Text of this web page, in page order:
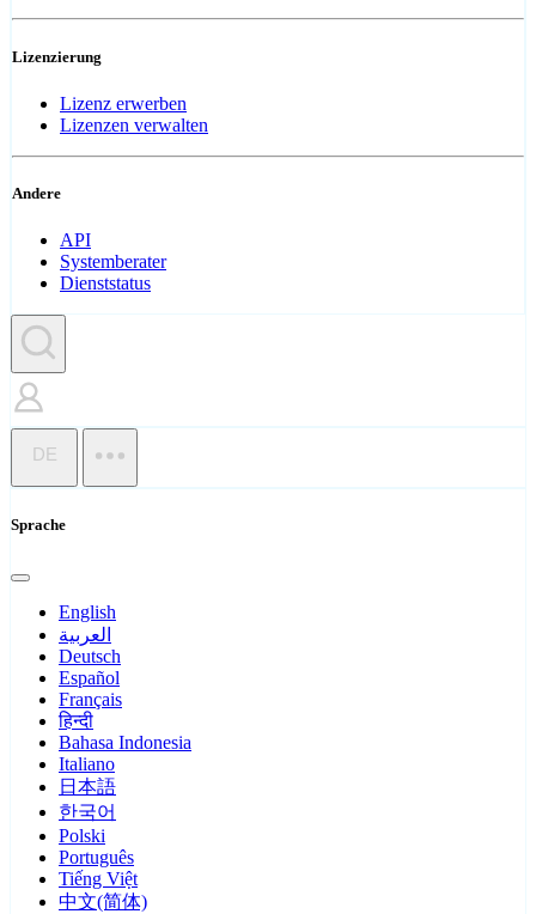
Lizenzierung
Lizenz erwerben
Lizenzen verwalten
Andere
API
Systemberater
Dienststatus
DE
Sprache
English
العربية
Deutsch
Español
Français
हिन्दी
Bahasa Indonesia
Italiano
日本語
한국어
Polski
Português
Tiếng Việt
中文(简体)